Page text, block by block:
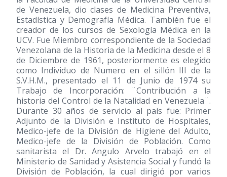
de Venezuela, dio clases de Medicina Preventiva,
Estadística y Demografía Médica. También fue el
creador de los cursos de Sexología Médica en la
UCV. Fue Miembro correspondiente de la Sociedad
Venezolana de la Historia de la Medicina desde el 8
de Diciembre de 1961, posteriormente es elegido
como Individuo de Numero en el sillón III de la
S.V.H.M., presentado el 11 de Junio de 1974 su
Trabajo de Incorporación: ¨Contribución a la
historia del Control de la Natalidad en Venezuela¨.
Durante 30 años de servicio al país fue: Primer
Adjunto de la División e Instituto de Hospitales,
Medico-jefe de la División de Higiene del Adulto,
Medico-jefe de la División de Población. Como
sanitarista el Dr. Angulo Arvelo trabajó en el
Ministerio de Sanidad y Asistencia Social y fundó la
División de Población, la cual dirigió por varios